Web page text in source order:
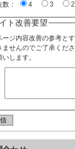
数： 4 3 2
ト改善要望
ージ内容改善の参考と
ませんのでご了承くだ
いします。